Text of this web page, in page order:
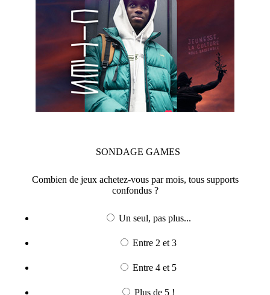
SONDAGE GAMES
Combien de jeux achetez-vous par mois, tous supports
confondus ?
Un seul, pas plus...
Entre 2 et 3
Entre 4 et 5
Plus de 5 !